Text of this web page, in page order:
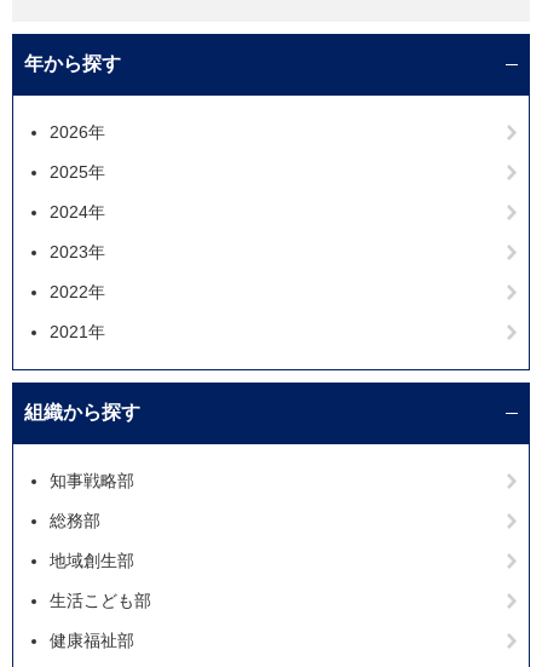
年から探す
2026年
2025年
2024年
2023年
2022年
2021年
組織から探す
知事戦略部
総務部
地域創生部
生活こども部
健康福祉部